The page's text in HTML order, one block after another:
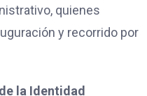
quienes
y recorrido por
la Identidad